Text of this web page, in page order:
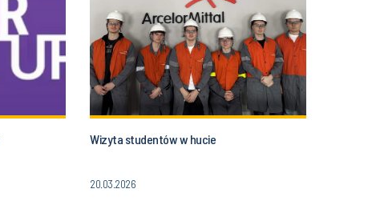
Wizyta studentów w hucie
20.03.2026